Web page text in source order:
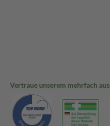
Vertraue unserem mehrfach